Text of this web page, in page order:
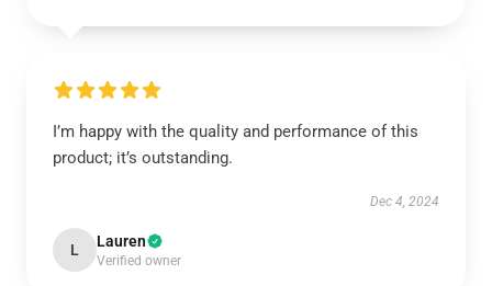
I’m happy with the quality and performance of this
product; it’s outstanding.
Dec 4, 2024
L Lauren
Verified owner